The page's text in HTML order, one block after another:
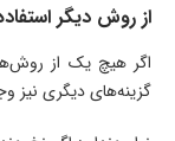
از روش دیگر
اگر هیچ یک از
گزینه‌های دیگری نیز